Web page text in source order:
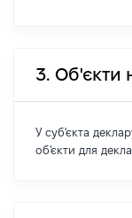
3. Об'єкти
У суб'єкта
об'єкти для